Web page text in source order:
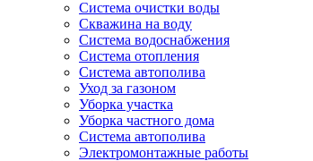
Система очистки воды
Скважина на воду
Система водоснабжения
Система отопления
Система автополива
Уход за газоном
Уборка участка
Уборка частного дома
Система автополива
Электромонтажные работы